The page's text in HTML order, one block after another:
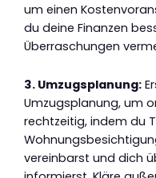
um einen
du deine Finanzen
Überraschungen
3. Umzugsplanung:
Umzugsplanung, um
rechtzeitig, indem du
vereinbarst und dich